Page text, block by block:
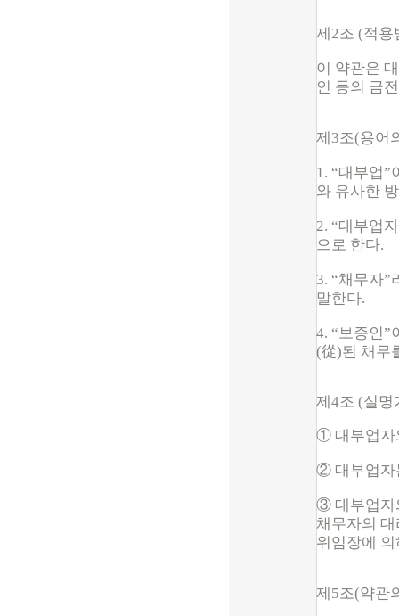
제2조 (적용
이 약관은
인 등의 금
제3조(용어
1. “대부업”
와 유사한
2. “대부업
으로 한다.
3. “채무자
말한다.
4. “보증인”
(從)된 채무
제4조 (실명
① 대부업자
② 대부업자
③ 대부업자
채무자의
위임장에
제5조(약관